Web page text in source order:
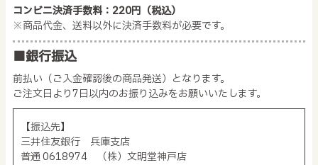
コンビニ決済手数料：220円（税込）
※商品代金、送料以外に決済手数料が必要です。
■銀行振込
前払い（ご入金確認後の商品発送）となります。
ご注文日より7日以内のお振り込みをお願いいたします。
【振込先】
三井住友銀行 兵庫支店
普通 0618974 （株）文明堂神戸店